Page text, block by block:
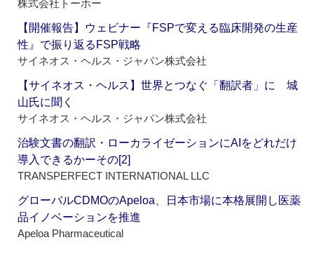
株式会社トーホー
【開催報告】ウェビナー『FSPで変える臨床開発の生産
性』で振り返るFSP戦略
サイネオス・ヘルス・ジャパン株式会社
【サイネオス・ヘルス】世界とつなぐ「翻訳者」に 城
山氏に聞く
サイネオス・ヘルス・ジャパン株式会社
治験文書の翻訳・ローカライゼーションにAIをどれだけ
導入できるかーその[2]
TRANSPERFECT INTERNATIONAL LLC
グローバルCDMOのApeloa、日本市場に本格展開し医薬
品イノベーションを推進
Apeloa Pharmaceutical